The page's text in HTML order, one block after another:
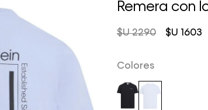
Remera con
$U 1603
$U 2290
Colores